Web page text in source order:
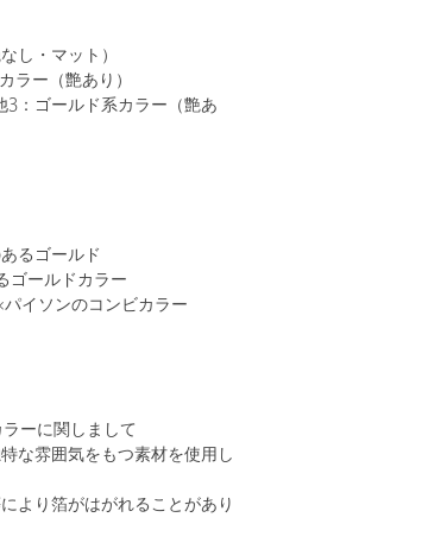
し・マット）
ラー（艶あり）
：ゴールド系カラー（艶あ
るゴールド
ゴールドカラー
イソンのコンビカラー
ーに関しまして
な雰囲気をもつ素材を使用し
より箔がはがれることがあり